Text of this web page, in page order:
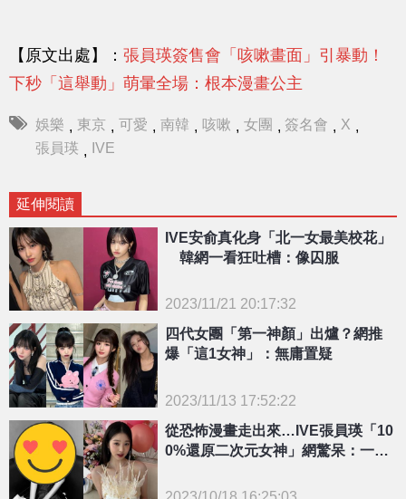
【原文出處】： 張員瑛簽售會「咳嗽畫面」引暴動！
下秒「這舉動」萌暈全場：根本漫畫公主
娛樂 , 東京 , 可愛 , 南韓 , 咳嗽 , 女團 , 簽名會 , X ,
張員瑛 , IVE
延伸閱讀
{PLAYICON}
IVE安俞真化身「北一女最美校花」
韓網一看狂吐槽：像囚服
2023/11/21 20:17:32
{PLAYICON}
四代女團「第一神顏」出爐？網推
爆「這1女神」：無庸置疑
2023/11/13 17:52:22
從恐怖漫畫走出來…IVE張員瑛「10
0%還原二次元女神」網驚呆：一模